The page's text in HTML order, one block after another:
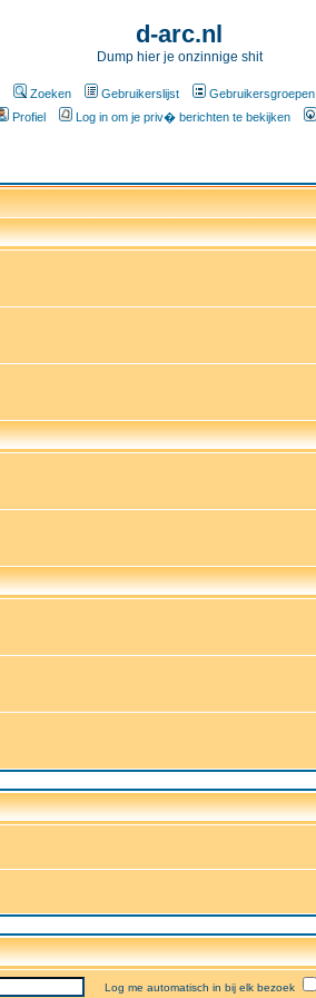
d-arc.nl
Dump hier je onzinnige shit
Zoeken Gebruikerslijst Gebruikersgroepen
Profiel
Log in om je priv� berichten te bekijken
Log me automatisch in bij elk bezoek